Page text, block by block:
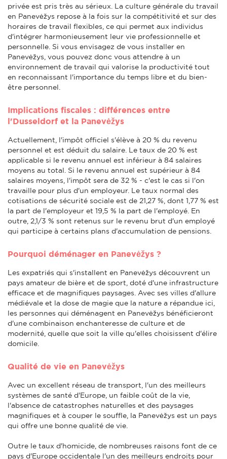
privée est pris très au sérieux. La culture générale du travail
en Panevėžys repose à la fois sur la compétitivité et sur des
horaires de travail flexibles, ce qui permet aux individus
d'intégrer harmonieusement leur vie professionnelle et
personnelle. Si vous envisagez de vous installer en
Panevėžys, vous pouvez donc vous attendre à un
environnement de travail qui valorise la productivité tout
en reconnaissant l'importance du temps libre et du bien-
être personnel.
Implications fiscales : différences entre
l'Dusseldorf et la Panevėžys
Actuellement, l'impôt officiel s'élève à 20 % du revenu
personnel et est déduit du salaire. Le taux de 20 % est
applicable si le revenu annuel est inférieur à 84 salaires
moyens au total. Si le revenu annuel est supérieur à 84
salaires moyens, l'impôt sera de 32 % - c'est le cas si l'on
travaille pour plus d'un employeur. Le taux normal des
cotisations de sécurité sociale est de 21,27 %, dont 1,77 % est
la part de l'employeur et 19,5 % la part de l'employé. En
outre, 2,1/3 % sont retenus sur le revenu brut d'un employé
qui participe à certains plans d'accumulation de pensions.
Pourquoi déménager en Panevėžys ?
Les expatriés qui s'installent en Panevėžys découvrent un
pays amateur de bière et de sport, doté d'une infrastructure
efficace et de magnifiques paysages. Avec ses villes d'allure
médiévale et la dose de magie que la nature a répandue ici,
les personnes qui déménagent en Panevėžys bénéficieront
d'une combinaison enchanteresse de culture et de
modernité, quelle que soit la ville qu'elles choisissent d'élire
domicile.
Qualité de vie en Panevėžys
Avec un excellent réseau de transport, l'un des meilleurs
systèmes de santé d'Europe, un faible coût de la vie,
l'absence de catastrophes naturelles et des paysages
magnifiques et à couper le souffle, la Panevėžys est un pays
qui offre une bonne qualité de vie.
Outre le taux d'homicide, de nombreuses raisons font de ce
pays d'Europe occidentale l'un des meilleurs endroits pour